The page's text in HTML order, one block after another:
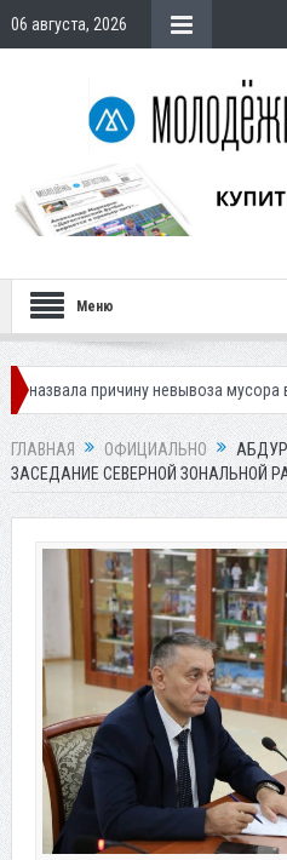
06 августа, 2026
Меню
невывоза мусора в городе
ГЛАВНАЯ ОФИЦИАЛЬНО
ЗАСЕДАНИЕ СЕВЕРНОЙ ЗОНАЛЬНОЙ